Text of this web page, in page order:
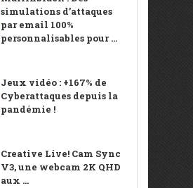
simulations d’attaques
par email 100%
personnalisables pour ...
Jeux vidéo : +167% de
Cyberattaques depuis la
pandémie !
Creative Live! Cam Sync
V3, une webcam 2K QHD
aux ...